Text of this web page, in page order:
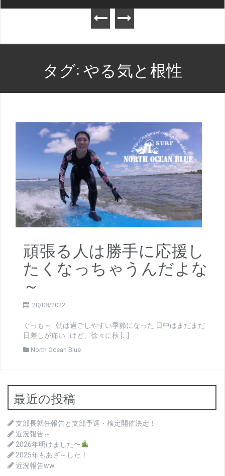
タグ:やる気と根性
頑張る人は勝手に応援し
たくなっちゃうんだよな
～
20/08/2022
ぐっも～ 朝は過ごしやすい季節になった 日中はまだまだ
日差しが痛い けど、徐々に秋 […]
North Ocean Blue
最近の投稿
支部長就任報告と支部予選・検定開催決定！
近況報告～
2026年明けました〜
2025年もあざ～した！
近況報告ww